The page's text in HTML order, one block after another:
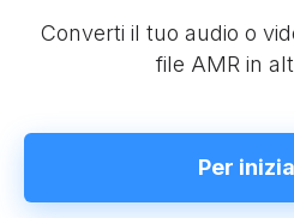
Converti il tuo audio o
file AMR in
Per